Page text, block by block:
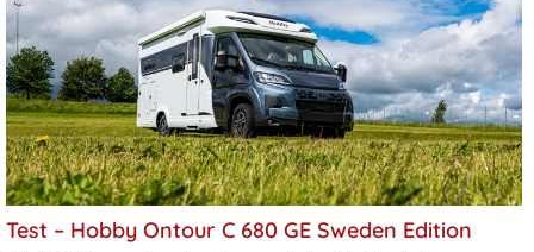
Test – Hobby Ontour C 680 GE Sweden Edition